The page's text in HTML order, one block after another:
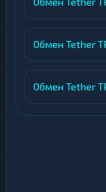
Обмен Tether
Обмен Tether